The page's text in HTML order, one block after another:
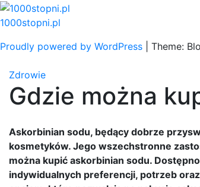
Skip
to
1000stopni.pl
Proudly powered by WordPress
Theme:
Zdrowie
Gdzie można
Askorbinian sodu, będący dobrze
kosmetyków. Jego wszechstronne
można kupić askorbinian sodu.
indywidualnych preferencji, potrzeb